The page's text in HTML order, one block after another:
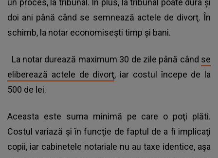
un proces, la tribunal. În plus, la tribunal poate dura şi
doi ani până când se semnează actele de divorţ. În
schimb, la notar economiseşti timp şi bani.
La notar durează maximum 30 de zile până când se
eliberează actele de divorţ, iar costul începe de la
500 de lei.
Aceasta este suma minimă pe care o poţi plăti.
Costul variază şi în funcţie de faptul de a fi implicaţi
copii, iar cabinetele notariale nu au taxe identice, aşa